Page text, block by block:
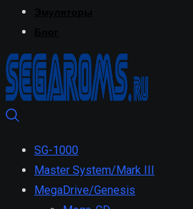
SG-1000
Master System/Mark III
MegaDrive/Genesis